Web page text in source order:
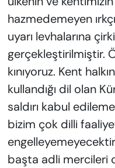
hazmedemeyen
uyarı levhalarına
gerçekleştirilmiştir.
kınıyoruz. Kent
kullandığı dil olan
saldırı kabul
bizim çok dilli
başta adli mercileri